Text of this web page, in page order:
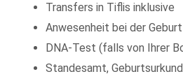
Transfers in Tiflis inklusive
Anwesenheit bei der
DNA-Test (falls von Ihrer
Standesamt,